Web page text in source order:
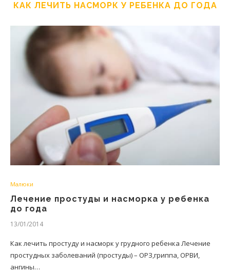
КАК ЛЕЧИТЬ НАСМОРК У РЕБЕНКА ДО ГОДА
Малюки
Лечение простуды и насморка у ребенка
до года
13/01/2014
Как лечить простуду и насморк у грудного ребенка Лечение
простудных заболеваний (простуды) – ОРЗ,гриппа, ОРВИ,
ангины…